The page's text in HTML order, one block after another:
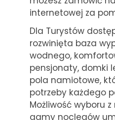
internetowej za
Dla Turystów
rozwinięta baza
wodnego,
pensjonaty, domki
pola namiotowe,
potrzeby każdego
Możliwość wyboru
gamy noclegów